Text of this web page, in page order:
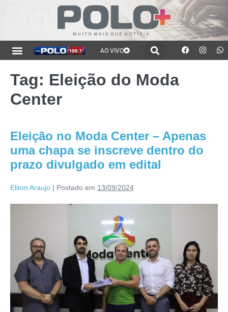
AO VIVO
Tag: Eleição do Moda
Center
Eleição no Moda Center – Apenas
uma chapa se inscreve dentro do
prazo divulgado em edital
Eliton Araujo | Postado em 13/09/2024